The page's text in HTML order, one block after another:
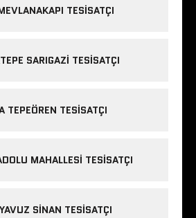
TESISATÇI
SARIGAZI TESISATÇI
TEPEÖREN TESISATÇI
MAHALLESI TESISATÇI
SINAN TESISATÇI